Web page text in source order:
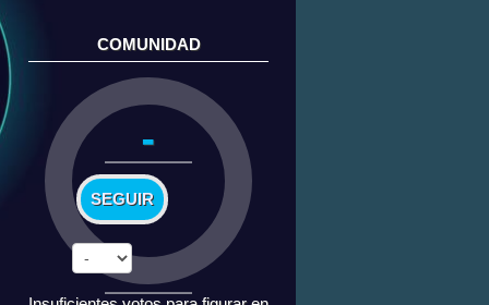
COMUNIDAD
-
SEGUIR